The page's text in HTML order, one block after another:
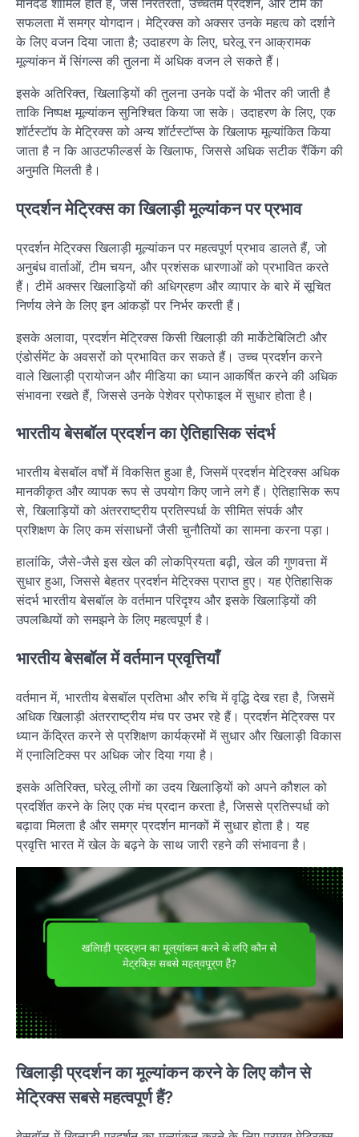
मानदंड शामिल होते हैं, जैसे निरंतरता, उच्चतम प्रदर्शन, और टीम की
सफलता में समग्र योगदान। मेट्रिक्स को अक्सर उनके महत्व को दर्शाने
के लिए वजन दिया जाता है; उदाहरण के लिए, घरेलू रन आक्रामक
मूल्यांकन में सिंगल्स की तुलना में अधिक वजन ले सकते हैं।
इसके अतिरिक्त, खिलाड़ियों की तुलना उनके पदों के भीतर की जाती है
ताकि निष्पक्ष मूल्यांकन सुनिश्चित किया जा सके। उदाहरण के लिए, एक
शॉर्टस्टॉप के मेट्रिक्स को अन्य शॉर्टस्टॉप्स के खिलाफ मूल्यांकित किया
जाता है न कि आउटफील्डर्स के खिलाफ, जिससे अधिक सटीक रैंकिंग की
अनुमति मिलती है।
प्रदर्शन मेट्रिक्स का खिलाड़ी मूल्यांकन पर प्रभाव
प्रदर्शन मेट्रिक्स खिलाड़ी मूल्यांकन पर महत्वपूर्ण प्रभाव डालते हैं, जो
अनुबंध वार्ताओं, टीम चयन, और प्रशंसक धारणाओं को प्रभावित करते
हैं। टीमें अक्सर खिलाड़ियों की अधिग्रहण और व्यापार के बारे में सूचित
निर्णय लेने के लिए इन आंकड़ों पर निर्भर करती हैं।
इसके अलावा, प्रदर्शन मेट्रिक्स किसी खिलाड़ी की मार्केटेबिलिटी और
एंडोर्समेंट के अवसरों को प्रभावित कर सकते हैं। उच्च प्रदर्शन करने
वाले खिलाड़ी प्रायोजन और मीडिया का ध्यान आकर्षित करने की अधिक
संभावना रखते हैं, जिससे उनके पेशेवर प्रोफाइल में सुधार होता है।
भारतीय बेसबॉल प्रदर्शन का ऐतिहासिक संदर्भ
भारतीय बेसबॉल वर्षों में विकसित हुआ है, जिसमें प्रदर्शन मेट्रिक्स अधिक
मानकीकृत और व्यापक रूप से उपयोग किए जाने लगे हैं। ऐतिहासिक रूप
से, खिलाड़ियों को अंतरराष्ट्रीय प्रतिस्पर्धा के सीमित संपर्क और
प्रशिक्षण के लिए कम संसाधनों जैसी चुनौतियों का सामना करना पड़ा।
हालांकि, जैसे-जैसे इस खेल की लोकप्रियता बढ़ी, खेल की गुणवत्ता में
सुधार हुआ, जिससे बेहतर प्रदर्शन मेट्रिक्स प्राप्त हुए। यह ऐतिहासिक
संदर्भ भारतीय बेसबॉल के वर्तमान परिदृश्य और इसके खिलाड़ियों की
उपलब्धियों को समझने के लिए महत्वपूर्ण है।
भारतीय बेसबॉल में वर्तमान प्रवृत्तियाँ
वर्तमान में, भारतीय बेसबॉल प्रतिभा और रुचि में वृद्धि देख रहा है, जिसमें
अधिक खिलाड़ी अंतरराष्ट्रीय मंच पर उभर रहे हैं। प्रदर्शन मेट्रिक्स पर
ध्यान केंद्रित करने से प्रशिक्षण कार्यक्रमों में सुधार और खिलाड़ी विकास
में एनालिटिक्स पर अधिक जोर दिया गया है।
इसके अतिरिक्त, घरेलू लीगों का उदय खिलाड़ियों को अपने कौशल को
प्रदर्शित करने के लिए एक मंच प्रदान करता है, जिससे प्रतिस्पर्धा को
बढ़ावा मिलता है और समग्र प्रदर्शन मानकों में सुधार होता है। यह
प्रवृत्ति भारत में खेल के बढ़ने के साथ जारी रहने की संभावना है।
खिलाड़ी प्रदर्शन का मूल्यांकन करने के लिए कौन से
मेट्रिक्स सबसे महत्वपूर्ण हैं?